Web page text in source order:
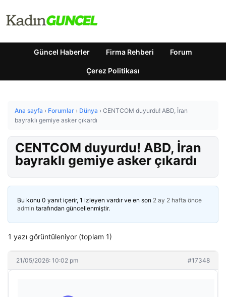
Güncel Haberler Firma Rehberi Forum
Çerez Politikası
Ana sayfa › Forumlar › Dünya › CENTCOM duyurdu! ABD, İran
bayraklı gemiye asker çıkardı
CENTCOM duyurdu! ABD, İran
bayraklı gemiye asker çıkardı
Bu konu 0 yanıt içerir, 1 izleyen vardır ve en son 2 ay 2 hafta önce
admin tarafından güncellenmiştir.
1 yazı görüntüleniyor (toplam 1)
21/05/2026: 10:02 pm #17348